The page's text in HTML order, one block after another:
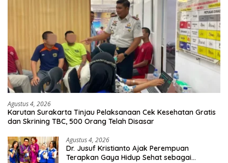
Agustus 4, 2026
Karutan Surakarta Tinjau Pelaksanaan Cek Kesehatan Gratis
dan Skrining TBC, 500 Orang Telah Disasar
Agustus 4, 2026
Dr. Jusuf Kristianto Ajak Perempuan
Terapkan Gaya Hidup Sehat sebagai